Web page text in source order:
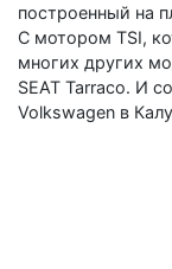
построенный на
С мотором TSI,
многих других
SEAT Tarraco. И
Volkswagen в